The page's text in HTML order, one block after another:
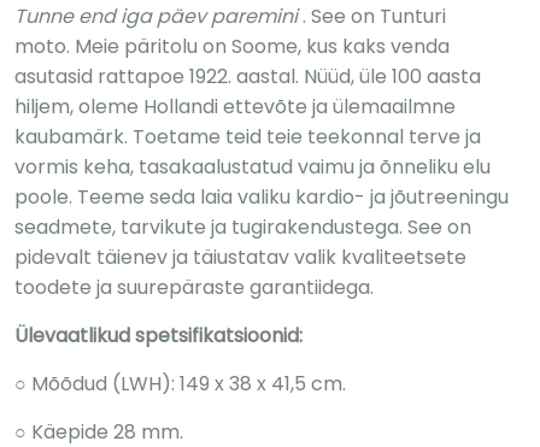
Tunne end iga päev paremini. See on Tunturi
moto. Meie päritolu on Soome, kus kaks venda
asutasid rattapoe 1922. aastal. Nüüd, üle 100 aasta
hiljem, oleme Hollandi ettevõte ja ülemaailmne
kaubamärk. Toetame teid teie teekonnal terve ja
vormis keha, tasakaalustatud vaimu ja õnneliku elu
poole. Teeme seda laia valiku kardio- ja jõutreeningu
seadmete, tarvikute ja tugirakendustega. See on
pidevalt täienev ja täiustatav valik kvaliteetsete
toodete ja suurepäraste garantiidega.
Ülevaatlikud spetsifikatsioonid:
○ Mõõdud (LWH): 149 x 38 x 41,5 cm.
○ Käepide 28 mm.